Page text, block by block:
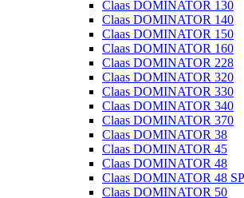
Claas DOMINATOR 130
Claas DOMINATOR 140
Claas DOMINATOR 150
Claas DOMINATOR 160
Claas DOMINATOR 228
Claas DOMINATOR 320
Claas DOMINATOR 330
Claas DOMINATOR 340
Claas DOMINATOR 370
Claas DOMINATOR 38
Claas DOMINATOR 45
Claas DOMINATOR 48
Claas DOMINATOR 48 SP
Claas DOMINATOR 50